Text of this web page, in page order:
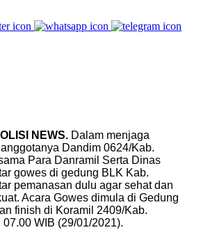
NEWS. Dalam menjaga
Dandim 0624/Kab.
Para Danramil Serta Dinas
gowes di gedung BLK Kab.
pemanasan dulu agar sehat dan
Acara Gowes dimula di Gedung
finish di Koramil 2409/Kab.
WIB (29/01/2021).